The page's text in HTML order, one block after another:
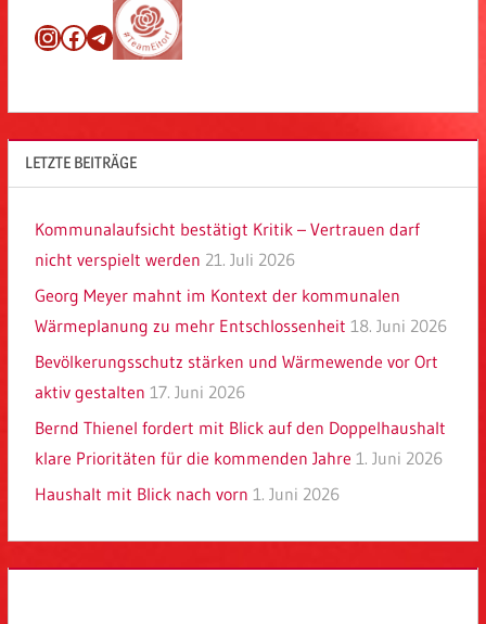
Instagram
Facebook
Telegram
LETZTE BEITRÄGE
Kommunalaufsicht bestätigt Kritik – Vertrauen darf
nicht verspielt werden 21. Juli 2026
Georg Meyer mahnt im Kontext der kommunalen
Wärmeplanung zu mehr Entschlossenheit 18. Juni 2026
Bevölkerungsschutz stärken und Wärmewende vor Ort
aktiv gestalten 17. Juni 2026
Bernd Thienel fordert mit Blick auf den Doppelhaushalt
klare Prioritäten für die kommenden Jahre 1. Juni 2026
Haushalt mit Blick nach vorn 1. Juni 2026